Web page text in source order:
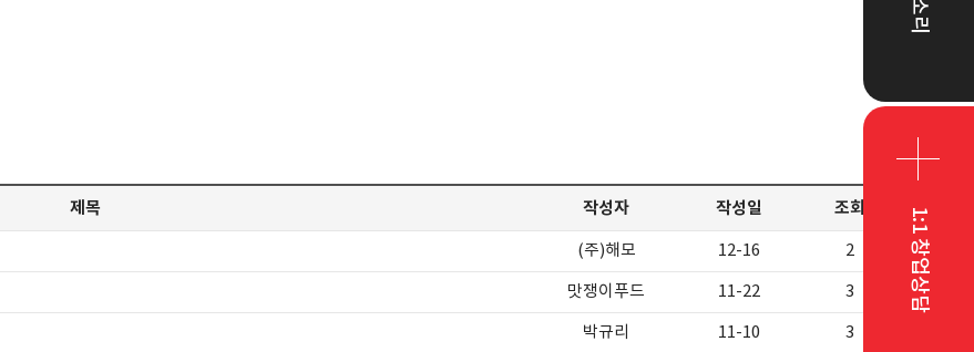
제목 작성자 작성일 조회
(주)해모 12-16 2
맛쟁이푸드 11-22 3
박규리 11-10 3
1:1 창업상담